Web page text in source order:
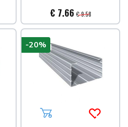
€ 7.66 € 9.58
più tardiAggiungi al carrello
-20%